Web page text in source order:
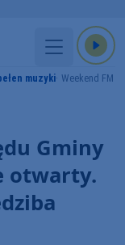
muzyki Weekend FM
Gminy
otwarty.